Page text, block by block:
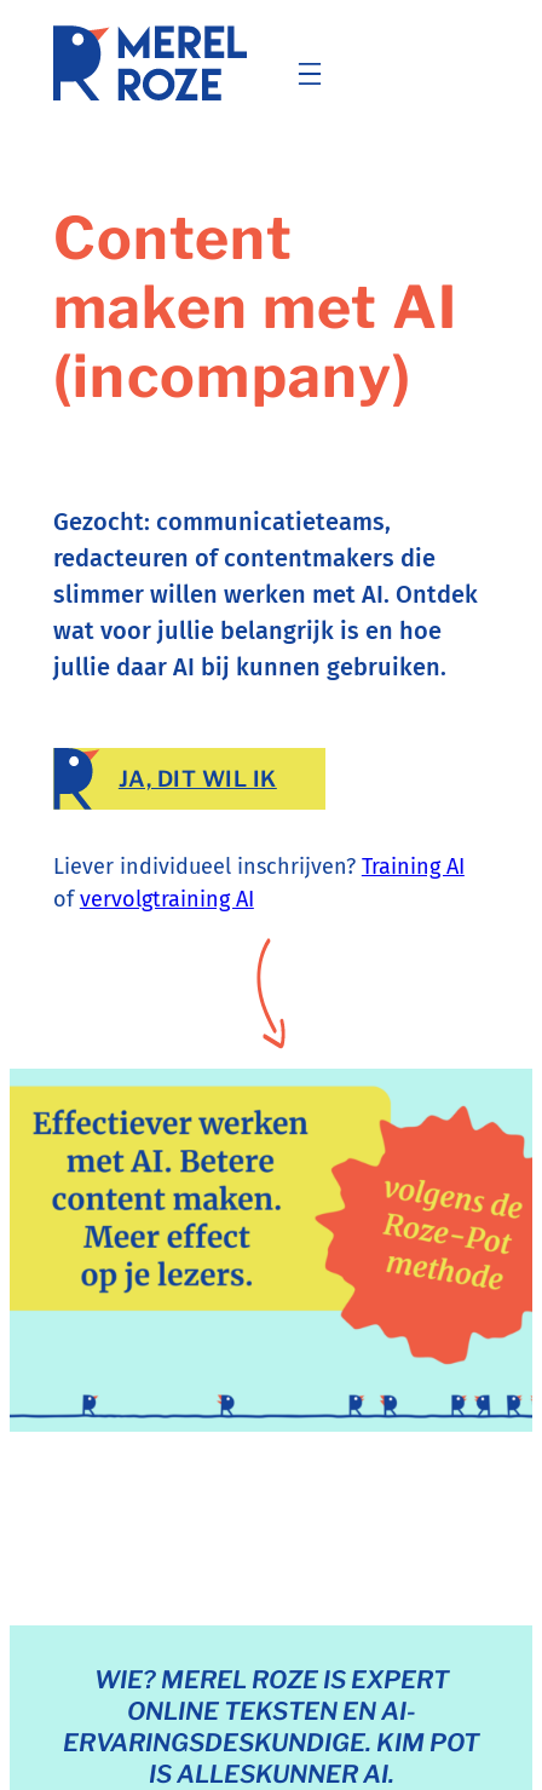
Content
maken met AI
(incompany)
Gezocht: communicatieteams,
redacteuren of contentmakers die
slimmer willen werken met AI. Ontdek
wat voor jullie belangrijk is en hoe
jullie daar AI bij kunnen gebruiken.
JA, DIT WIL IK
Liever individueel inschrijven? Training AI
ofvervolgtraining AI
WIE? MEREL ROZE IS EXPERT
ONLINE TEKSTEN EN AI-
ERVARINGSDESKUNDIGE. KIM POT
IS ALLESKUNNER AI.